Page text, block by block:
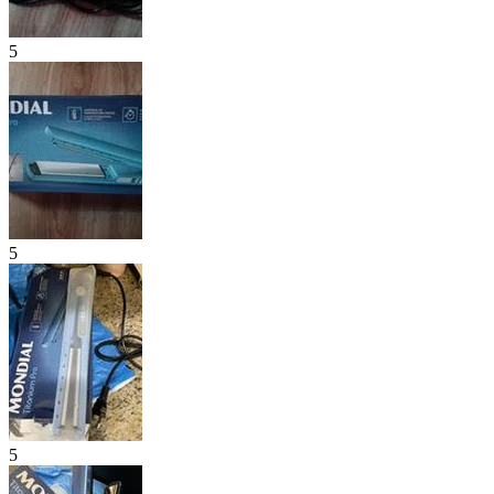
5
5
5